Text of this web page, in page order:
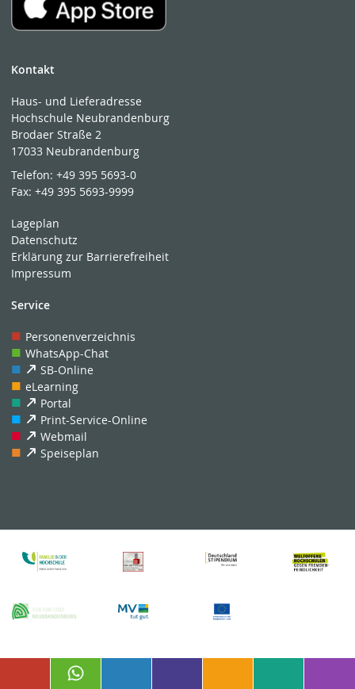
Kontakt
Haus- und Lieferadresse
Hochschule Neubrandenburg
Brodaer Straße 2
17033 Neubrandenburg
Telefon:+49 395 5693-0
Fax:+49 395 5693-9999
Lageplan
Datenschutz
Erklärung zur Barrierefreiheit
Impressum
Service
Personenverzeichnis
WhatsApp-Chat
SB-Online
eLearning
Portal
Print-Service-Online
Webmail
Speiseplan